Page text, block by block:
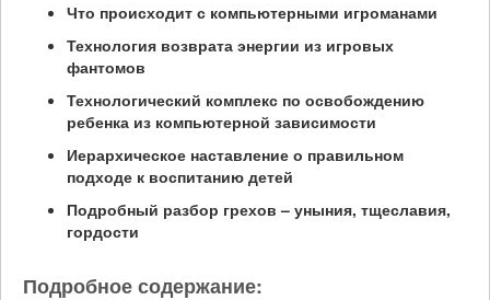
Что происходит с компьютерными игроманами
Технология возврата энергии из игровых
фантомов
Технологический комплекс по освобождению
ребенка из компьютерной зависимости
Иерархическое наставление о правильном
подходе к воспитанию детей
Подробный разбор грехов – уныния, тщеславия,
гордости
Подробное содержание: